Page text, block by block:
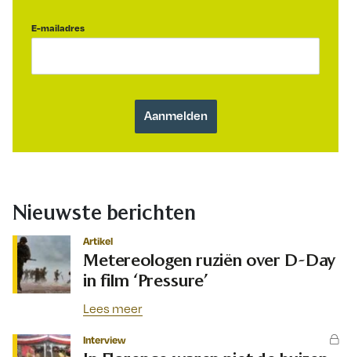
E-mailadres
Nieuwste berichten
Artikel
Metereologen ruziën over D-Day
in film ‘Pressure’
Lees meer
Interview